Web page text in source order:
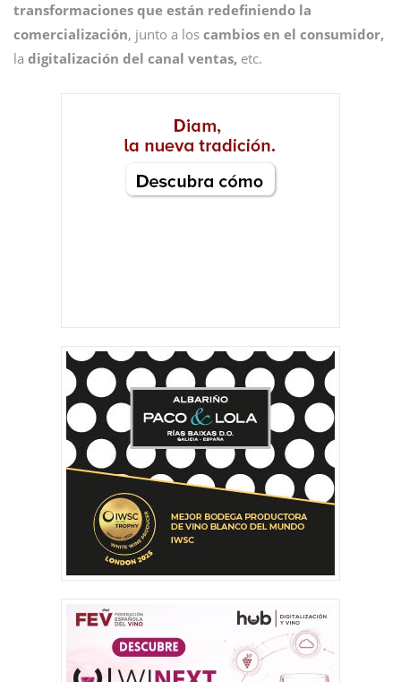
transformaciones que están redefiniendo la
comercialización, junto a los cambios en el consumidor,
la digitalización del canal ventas, etc.